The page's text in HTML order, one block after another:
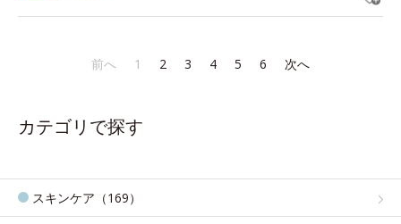
前へ 1 2 3 4 5 6 次へ
カテゴリで探す
スキンケア（169）